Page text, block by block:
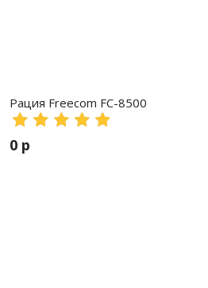
Рация Freecom FC-8500
0 р